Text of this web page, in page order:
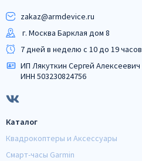
zakaz@armdeviсe.ru
г. Москва Барклая дом 8
7 дней в неделю с 10 до 19 часов
ИП Лякуткин Сергей Алексеевич
ИНН 503230824756
Каталог
Квадрокоптеры и Аксессуары
Смарт-часы Garmin